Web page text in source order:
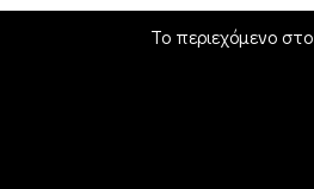
Το περιεχόμενο στο